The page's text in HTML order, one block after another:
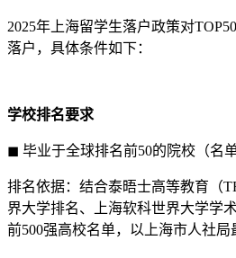
2025年上海留学生落户政策对
落户，具体条件如下：
学校排名要求
◼ 毕业于全球排名前50的院校（名
排名依据：结合泰晤士高等教育（
界大学排名、上海软科世界大学学
前500强高校名单，以上海市人社局